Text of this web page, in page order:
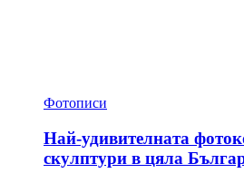
Фотописи
Най-удивителната
скулптури в цяла